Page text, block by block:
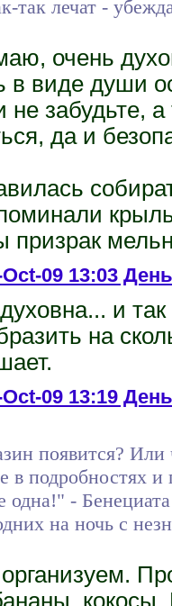
так лечат -
очень
в виде души
не забудьте,
да и
призрак
09 13:03
и
на
09 13:19
появится?
в подробностях
одна!" -
на ночь с
кокосы.